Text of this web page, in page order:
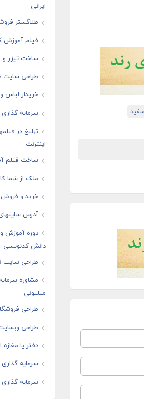
ایرانی
طلاگستر
فیلم آموزش
ساخت تیزر و
طراحی سایت
خریدار لباس
سرمایه گذاری
تبلیغ در
اینترنت
ساخت فیلم
ملک از شما
خرید و فروش
آدرس
دوره آموزش
دانش کدنویسی
طراحی سایت
مشاوره
میلیونی
طراحی
طراحی
دفتر یا
سرمایه
سرمایه گذاری